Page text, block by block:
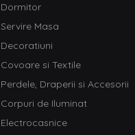
Dormitor
Servire Masa
Decoratiuni
Covoare si Textile
Perdele, Draperii si Accesorii
Corpuri de Iluminat
Electrocasnice